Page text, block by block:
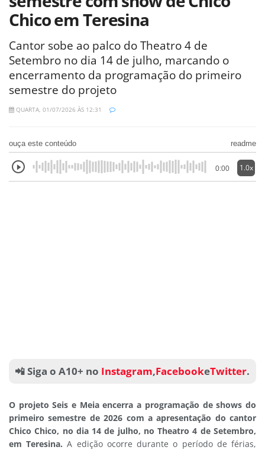
Chico em Teresina
Cantor sobe ao palco do Theatro 4 de
Setembro no dia 14 de julho, marcando o
encerramento da programação do primeiro
semestre do projeto
QUARTA, 01/07/2026 ÀS 12:31
ouça este conteúdo readme
0:00 1.0x
📲 Siga o A10+ no Instagram,FacebookeTwitter.
O projeto Seis e Meia encerra a programação de shows do
primeiro semestre de 2026 com a apresentação do cantor
Chico Chico, no dia 14 de julho, no Theatro 4 de Setembro,
em Teresina. A edição ocorre durante o período de férias,